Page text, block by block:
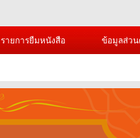
รายการยืมหนังสือ ข้อมูลส่ว